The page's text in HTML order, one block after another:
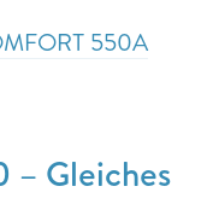
550A
– Gleiches